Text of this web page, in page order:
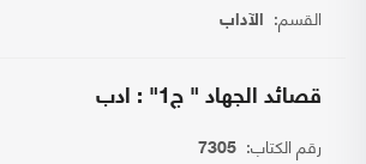
القسم: الآداب
قصائد الجهاد " ج1" : ادب
رقم الكتاب: 7305